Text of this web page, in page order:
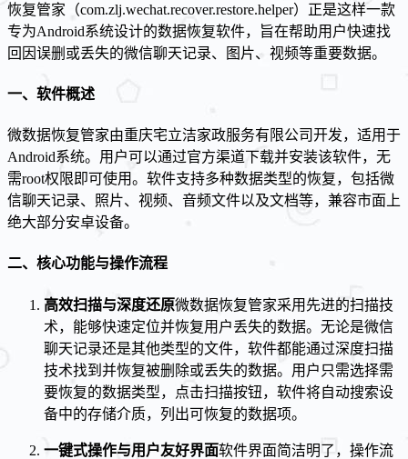
恢复管家（com.zlj.wechat.recover.restore.helper）正是这样一款
专为Android系统设计的数据恢复软件，旨在帮助用户快速找
回因误删或丢失的微信聊天记录、图片、视频等重要数据。
一、软件概述
微数据恢复管家由重庆宅立洁家政服务有限公司开发，适用于
Android系统。用户可以通过官方渠道下载并安装该软件，无
需root权限即可使用。软件支持多种数据类型的恢复，包括微
信聊天记录、照片、视频、音频文件以及文档等，兼容市面上
绝大部分安卓设备。
二、核心功能与操作流程
高效扫描与深度还原微数据恢复管家采用先进的扫描技
术，能够快速定位并恢复用户丢失的数据。无论是微信
聊天记录还是其他类型的文件，软件都能通过深度扫描
技术找到并恢复被删除或丢失的数据。用户只需选择需
要恢复的数据类型，点击扫描按钮，软件将自动搜索设
备中的存储介质，列出可恢复的数据项。
一键式操作与用户友好界面软件界面简洁明了，操作流